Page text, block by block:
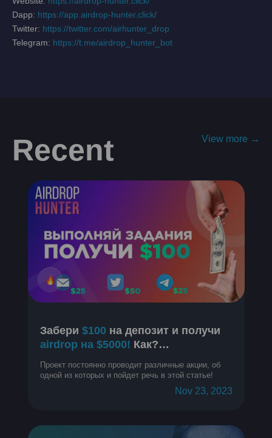
Dapp: https://app.airdrop-hunter.click/
Twitter: https://twitter.com/airhunter_drop
Telegram: https://t.me/airdrop_hunter_bot
Recent View more →
Забери $100 на депозит и получи
airdrop на $5000! Как?
Проект постоянно проводит различные акции, об
одной из которых и пойдет речь в этой статье!
Nov 23, 2023